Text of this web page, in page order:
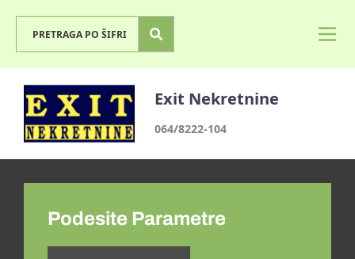
Exit Nekretnine
064/8222-104
Podesite Parametre